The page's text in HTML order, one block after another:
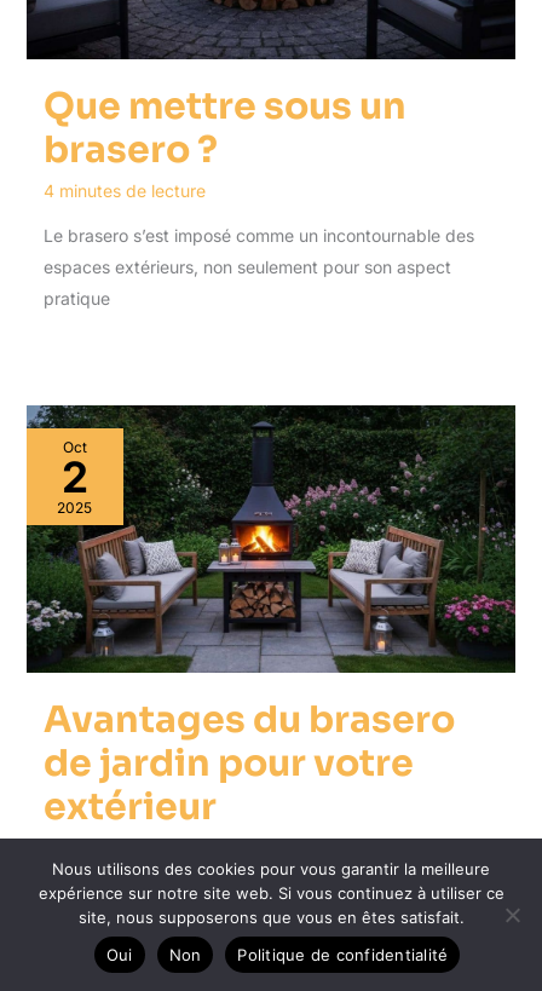
Que mettre sous un
brasero ?
4 minutes de lecture
Le brasero s’est imposé comme un incontournable des
espaces extérieurs, non seulement pour son aspect
pratique
Oct
2
2025
Avantages du brasero
de jardin pour votre
extérieur
Le brasero de jardin est un accessoire de plus en plus
populaire dans l’aménagement extérieur, apportant
Nous utilisons des cookies pour vous garantir la meilleure
expérience sur notre site web. Si vous continuez à utiliser ce
site, nous supposerons que vous en êtes satisfait.
Oui
Non Politique de confidentialité